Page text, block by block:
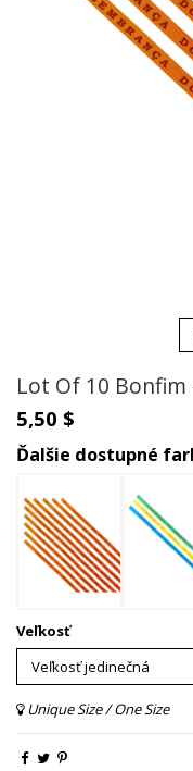
Lot Of 10 Bonfim
5,50 $
Ďalšie dostupné
Veľkosť
Unique Size / One Size